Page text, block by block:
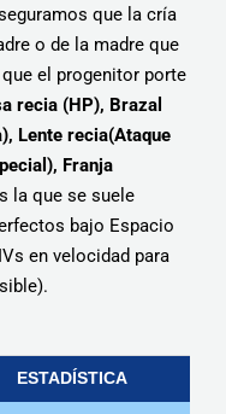
que la cría
o de la madre que
el progenitor porte
recia (HP), Brazal
Lente recia(Ataque
Franja
la que se suele
bajo Espacio
en velocidad para
ESTADÍSTICA